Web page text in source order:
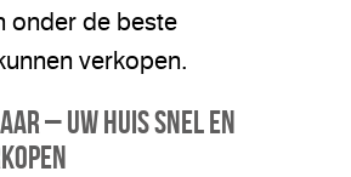
onder de beste
verkopen.
– Uw Huis Snel en